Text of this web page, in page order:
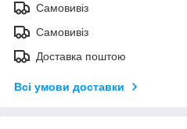
Самовивіз
Самовивіз
Доставка поштою
Всі умови доставки